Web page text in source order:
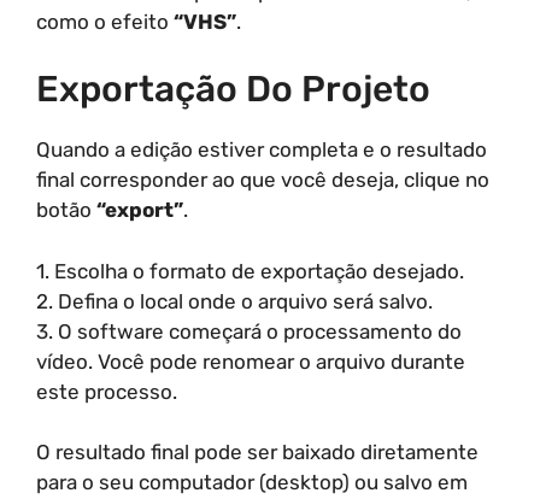
como o efeito “VHS”.
Exportação Do Projeto
Quando a edição estiver completa e o resultado
final corresponder ao que você deseja, clique no
botão “export”.
1. Escolha o formato de exportação desejado.
2. Defina o local onde o arquivo será salvo.
3. O software começará o processamento do
vídeo. Você pode renomear o arquivo durante
este processo.
O resultado final pode ser baixado diretamente
para o seu computador (desktop) ou salvo em